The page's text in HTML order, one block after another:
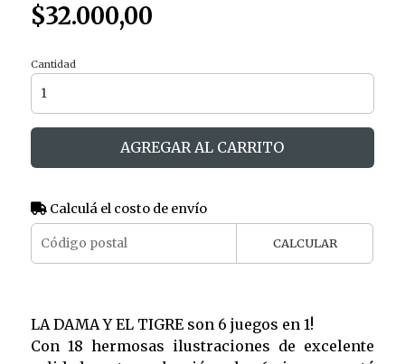
$32.000,00
Cantidad
AGREGAR AL CARRITO
Calculá el costo de envío
CALCULAR
LA DAMA Y EL TIGRE son 6 juegos en 1!
Con 18 hermosas ilustraciones de excelente